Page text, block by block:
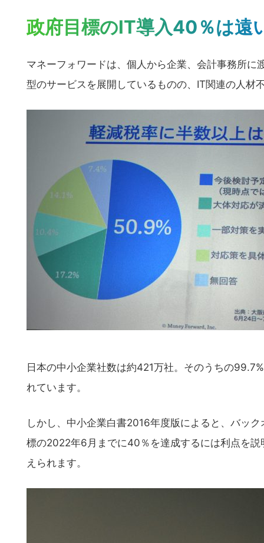
政府目標のIT導入40％は遠
マネーフォワードは、個人から企業、会計事務所
型のサービスを展開しているものの、IT関連の人材
日本の中小企業社数は約421万社。そのうちの
れています。
しかし、中小企業白書2016年度版によると、バッ
標の2022年6月までに40％を達成するには利点を
えられます。